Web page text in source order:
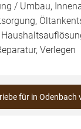
/ Umbau,
Verlegen
für in Odenbach